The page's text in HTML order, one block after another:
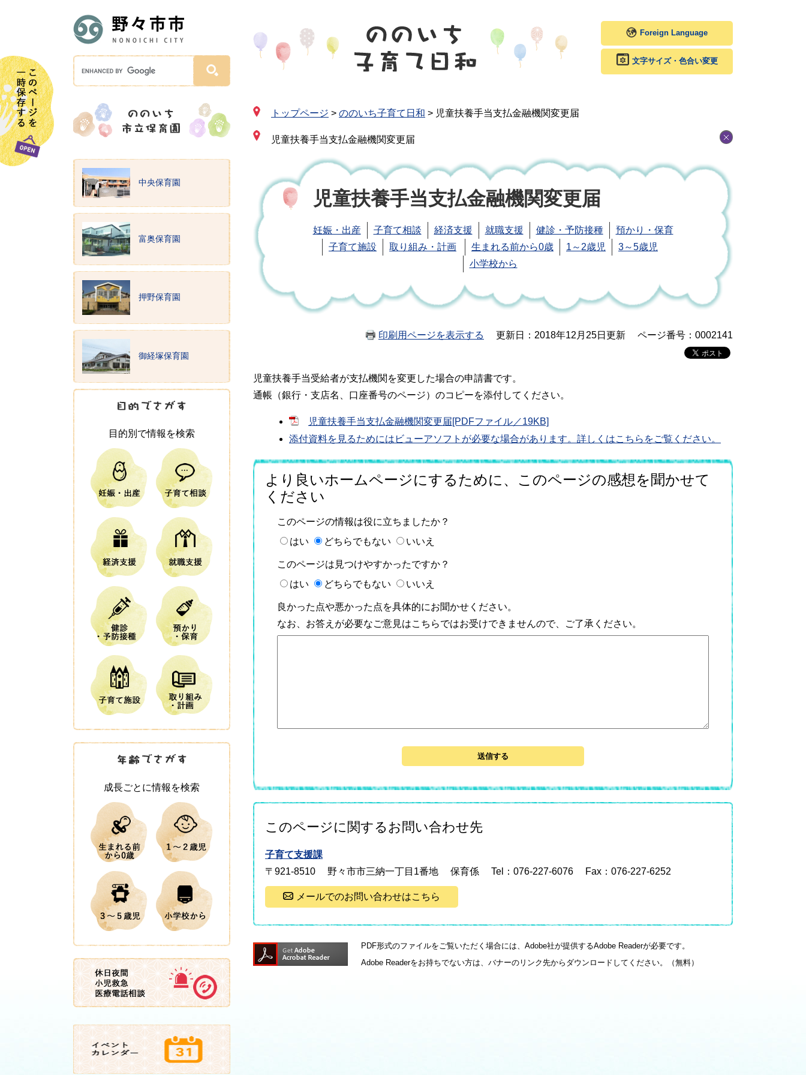
Foreign Language
文字サイズ・色合い変更
トップページ > ののいち子育て日和 > 児童扶養手当支払金融機関変更届
児童扶養手当支払金融機関変更届
児童扶養手当支払金融機関変更届
妊娠・出産 子育て相談 経済支援 就職支援 健診・予防接種
預かり・保育
子育て施設
取り組み・計画 生まれる前から0歳 1～2歳児
3～5歳児
小学校から
印刷用ページを表示する 更新日：2018年12月25日更新 ページ番号：0002141
児童扶養手当受給者が支払機関を変更した場合の申請書です。
通帳（銀行・支店名、口座番号のページ）のコピーを添付してください。
児童扶養手当支払金融機関変更届[PDFファイル／19KB]
添付資料を見るためにはビューアソフトが必要な場合があります。詳しくはこちらをご覧ください。
より良いホームページにするために、このページの感想を聞かせて
ください
このページの情報は役に立ちましたか？
はい
どちらでもない いいえ
このページは見つけやすかったですか？
はい
どちらでもない いいえ
良かった点や悪かった点を具体的にお聞かせください。
なお、お答えが必要なご意見はこちらではお受けできませんので、ご了承ください。
このページに関するお問い合わせ先
子育て支援課
〒921-8510
野々市市三納一丁目1番地 保育係 Tel：076-227-6076 Fax：076-227-6252
メールでのお問い合わせはこちら
PDF形式のファイルをご覧いただく場合には、Adobe社が提供するAdobe Readerが必要です。
Adobe Readerをお持ちでない方は、バナーのリンク先からダウンロードしてください。（無料）
中央保育園
富奥保育園
押野保育園
御経塚保育園
目的別で情報を検索
成長ごとに情報を検索